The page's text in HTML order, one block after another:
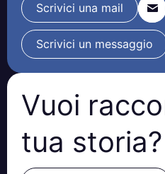
Scrivici una mail
Scrivici un messaggio
Vuoi
tua storia?